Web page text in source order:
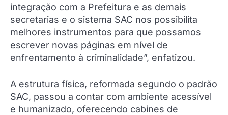
integração com a Prefeitura e as demais
secretarias e o sistema SAC nos possibilita
melhores instrumentos para que possamos
escrever novas páginas em nível de
enfrentamento à criminalidade”, enfatizou.
A estrutura física, reformada segundo o padrão
SAC, passou a contar com ambiente acessível
e humanizado, oferecendo cabines de